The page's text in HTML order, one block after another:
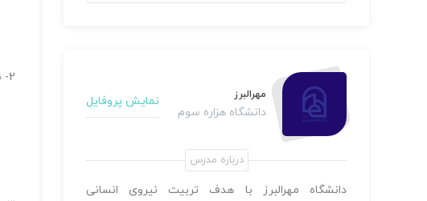
2- نگاهی به ماهیت مسایل کسب و کارها
مهرالبرز
دانشگاه هزاره سوم
نمایش پروفایل
درباره مدرس
دانشگاه مهرالبرز با هدف تربیت نیروی انسانی